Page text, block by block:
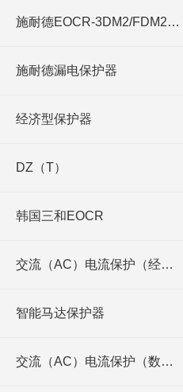
施耐德EOCR-3DM2/FDM2系列
施耐德漏电保护器
经济型保护器
DZ（T）
韩国三和EOCR
交流（AC）电流保护（经济型）
智能马达保护器
交流（AC）电流保护（数码型）